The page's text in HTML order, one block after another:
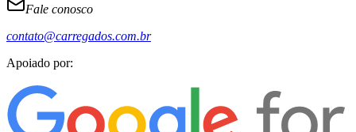
Fale conosco
contato@carregados.com.br
Apoiado por: